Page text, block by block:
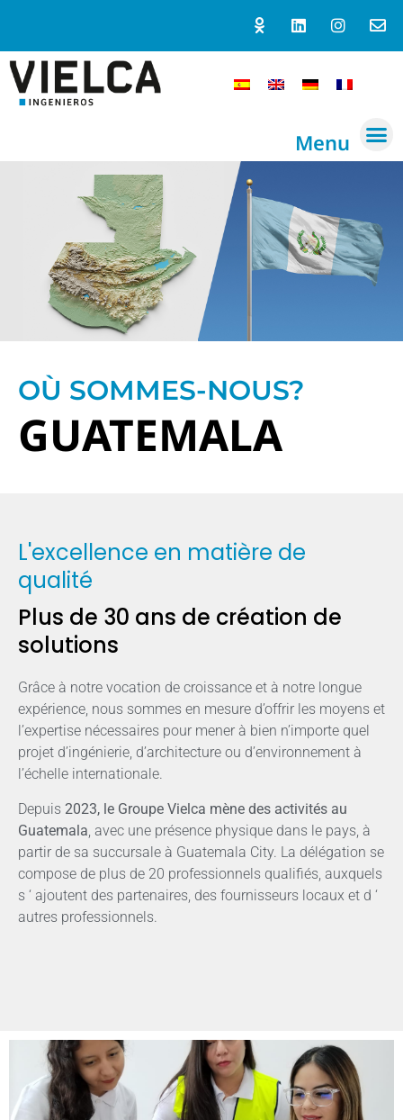
Menu
OÙ SOMMES-NOUS?
GUATEMALA
L'excellence en matière de
qualité
Plus de 30 ans de création de
solutions
Grâce à notre vocation de croissance et à notre longue
expérience, nous sommes en mesure d’offrir les moyens et
l’expertise nécessaires pour mener à bien n’importe quel
projet d’ingénierie, d’architecture ou d’environnement à
l’échelle internationale.
Depuis 2023, le Groupe Vielca mène des activités au
Guatemala , avec une présence physique dans le pays, à
partir de sa succursale à Guatemala City. La délégation se
compose de plus de 20 professionnels qualifiés, auxquels
s ‘ ajoutent des partenaires, des fournisseurs locaux et d ‘
autres professionnels.